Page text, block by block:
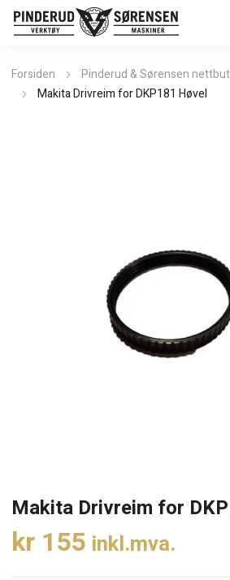
Forsiden Pinderud & Sørensen
Makita Drivreim for DKP181 Høvel
Makita Drivreim for
kr 155 inkl.mva.